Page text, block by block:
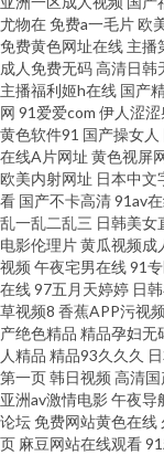
区 狼人色大香蕉 欧美
总站 超碰性爱 国产午
洲春色小说网 91线看
美性爱100P 日日操操
一日韩 人人变态另类av
费视频 蜜桃久久午夜
AV理论电影 久久国产
超碰1931夫妻 国产精
尤物在免费a一毛片欧
免费黄色网址在线 主播
成人免费无码高清日韩
主播福利姬h在线 国产
网 91爱爱com 伊人涩涩
黄色软件91 国产操女人
在线A片网址 黄色视屏
欧美内射网址 日本中文
看 国产不卡高清91av
乱一乱二乱三 日韩美女
电影伦理片黄瓜视频成
视频 午夜宅男在线91
在线97五月天婷婷 日
草视频8 香蕉APP污视频
产绝色精品 精品孕妇无
人精品 精品93久久久
第一页韩日视频 高清
亚洲av激情电影午夜导
论坛免费网站黄色在线
页 麻豆网站在线观看